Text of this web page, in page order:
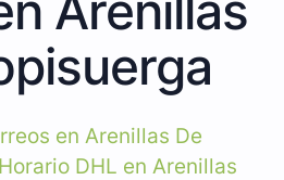
en Arenillas De
Horario DHL en Arenillas